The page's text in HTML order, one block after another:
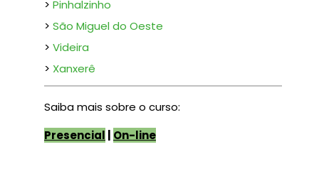
> Pinhalzinho
> São Miguel do Oeste
> Videira
> Xanxerê
Saiba mais sobre o curso:
Presencial
On-line